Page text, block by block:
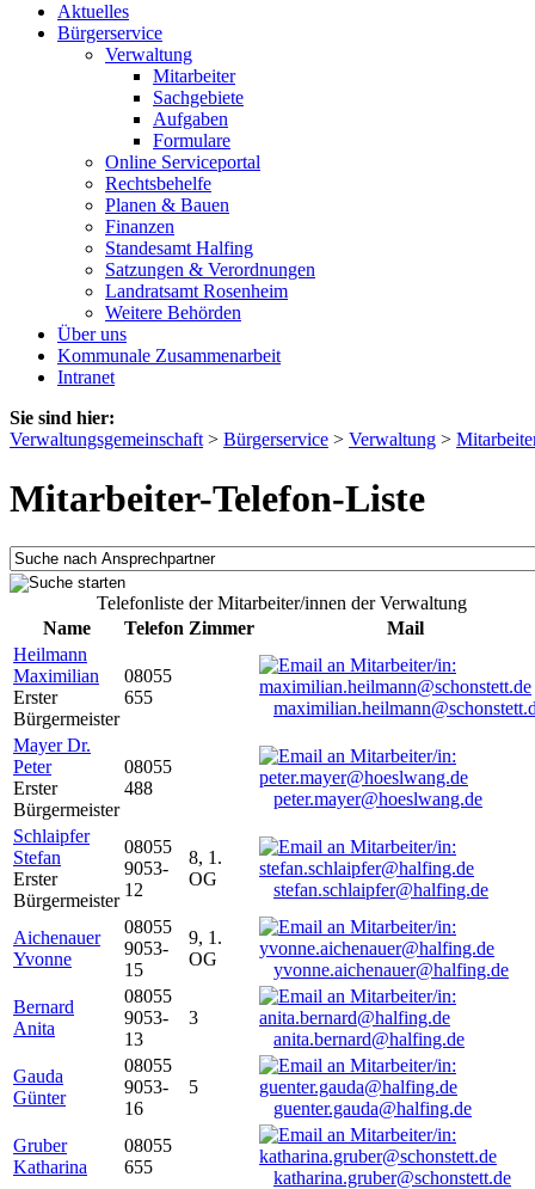
Aktuelles
Bürgerservice
Verwaltung
Mitarbeiter
Sachgebiete
Aufgaben
Formulare
Online Serviceportal
Rechtsbehelfe
Planen & Bauen
Finanzen
Standesamt Halfing
Satzungen & Verordnungen
Landratsamt Rosenheim
Weitere Behörden
Über uns
Kommunale Zusammenarbeit
Intranet
Sie sind hier:
Verwaltungsgemeinschaft > Bürgerservice > Verwaltung >
Mitarbeiter-Telefon-Liste
Telefonliste der Mitarbeiter/innen der Verwaltung
Name
Telefon Zimmer
Mail
Heilmann
Maximilian
Erster
Bürgermeister
08055
655
Mayer Dr.
Peter
Erster
Bürgermeister
08055
488
peter.mayer@hoeslwang.de
Schlaipfer
Stefan
Erster
Bürgermeister
08055
9053-
12
8, 1.
OG
stefan.schlaipfer@halfing.de
Aichenauer
Yvonne
08055
9053-
15
9, 1.
OG
yvonne.aichenauer@halfing.de
Bernard
Anita
08055
9053-
13
3
anita.bernard@halfing.de
Gauda
Günter
08055
9053-
16
5
guenter.gauda@halfing.de
Gruber
Katharina
08055
655
katharina.gruber@schonstett.de